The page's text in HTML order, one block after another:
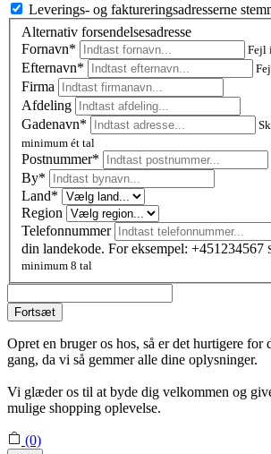
Leverings- og faktureringsadresserne
Alternativ forsendelsesadresse
Fornavn*
Fejl
Efternavn*
Firma
Afdeling
Gadenavn*
minimum ét tal
Postnummer*
By*
Land*
Region
Telefonnummer
din landekode. For eksempel: +451234567
minimum 8 tal
Fortsæt
Opret en bruger os hos, så er det hurtigere for
gang, da vi så gemmer alle dine oplysninger.
Vi glæder os til at byde dig velkommen og
mulige shopping oplevelse.
(0)